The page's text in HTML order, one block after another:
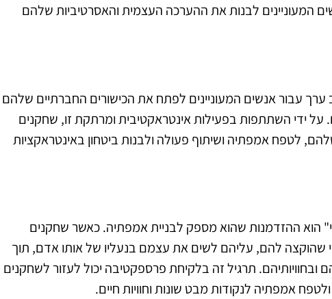
המעוניינים לבנות את ההערכה העצמית והאסרטיביות שלהם
ערך עבור אנשים המעוניינים לפתח את הכישורים החברתיים שלהם
ידי השתתפות בפעילות אינטראקטיבית ומרתקת זו, שחקנים
לטפח אמפתיה ושיתוף פעולה ולבנות ביטחון באינטראקציות
הוא ההזדמנות שהוא מספק לבניית אמפתיה. כאשר שחקנים
שהוקצה להם, עליהם לשים את עצמם בנעליו של אותו אדם, תוך
תרגיל זה בלקיחת פרספקטיבה יכול לעזור לשחקנים
אמפתיה לנקודות מבט שונות וחוויות חיים.